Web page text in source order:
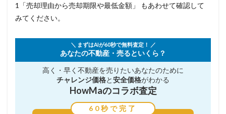
1「売却理由から売却期限や最低金額」 もあわせて確認して
みてください。
＼ まずはAIが60秒で無料査定！ ／
あなたの不動産・売るといくら？
高く・早く不動産を売りたいあなたのために
チャレンジ価格と安全価格がわかる
HowMaのコラボ査定
60秒で完了